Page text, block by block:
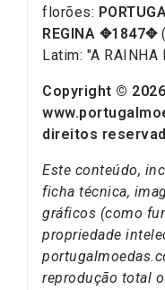
florões:
REGINA ✥1847✥
Latim: "A RAINHA
Copyright © 2026
direitos
Este conteúdo,
ficha técnica,
gráficos (como
propriedade
reprodução total